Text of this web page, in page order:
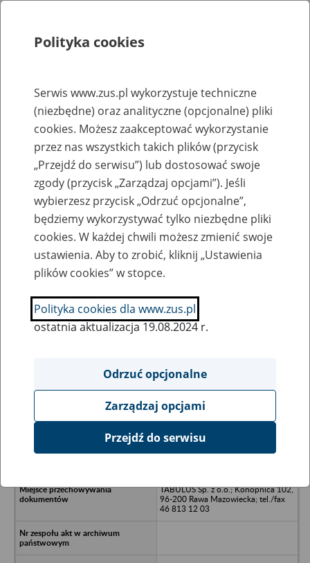
Rejestry, ewidencje i archiwa
Baza zlikwidowanych lub
przekształconych zakładów pracy
Nazwa zakładu pracy:
SZUKAJ
Ukryj wszystkie pozycje bazy
ANIMID Sp. z o.o. - Łodż, al.
TABULUS Sp. z o.o.; Konopnica 102,
96-200 Rawa Mazowiecka; tel./fax
46 813 12 03
Polityka cookies
Serwis www.zus.pl wykorzystuje techniczne
(niezbędne) oraz analityczne (opcjonalne) pliki
cookies. Możesz zaakceptować wykorzystanie
przez nas wszystkich takich plików (przycisk
„Przejdź do serwisu”) lub dostosować swoje
zgody (przycisk „Zarządzaj opcjami”). Jeśli
wybierzesz przycisk „Odrzuć opcjonalne”,
będziemy wykorzystywać tylko niezbędne pliki
cookies. W każdej chwili możesz zmienić swoje
ustawienia. Aby to zrobić, kliknij „Ustawienia
plików cookies” w stopce.
Polityka cookies dla www.zus.pl
ostatnia aktualizacja 19.08.2024 r.
Odrzuć opcjonalne
Zarządzaj opcjami
Przejdź do serwisu